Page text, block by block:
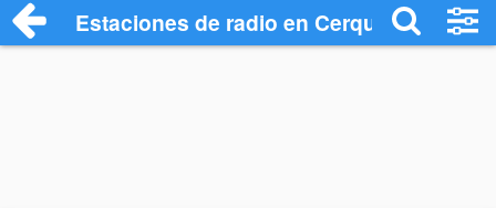
Estaciones de radio en Cerquilho -